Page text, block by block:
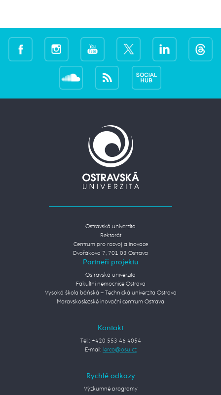
Ostravská univerzita
Rektorát
Centrum pro rozvoj a inovace
Dvořákova 7, 701 03 Ostrava
Partneři projektu
Ostravská univerzita
Fakultní nemocnice Ostrava
Vysoká škola báňská – Technická univerzita Ostrava
Moravskoslezské inovační centrum Ostrava
Kontakt
Tel.: +420 553 46 4054
E-mail:
Rychlé odkazy
Výzkumné programy